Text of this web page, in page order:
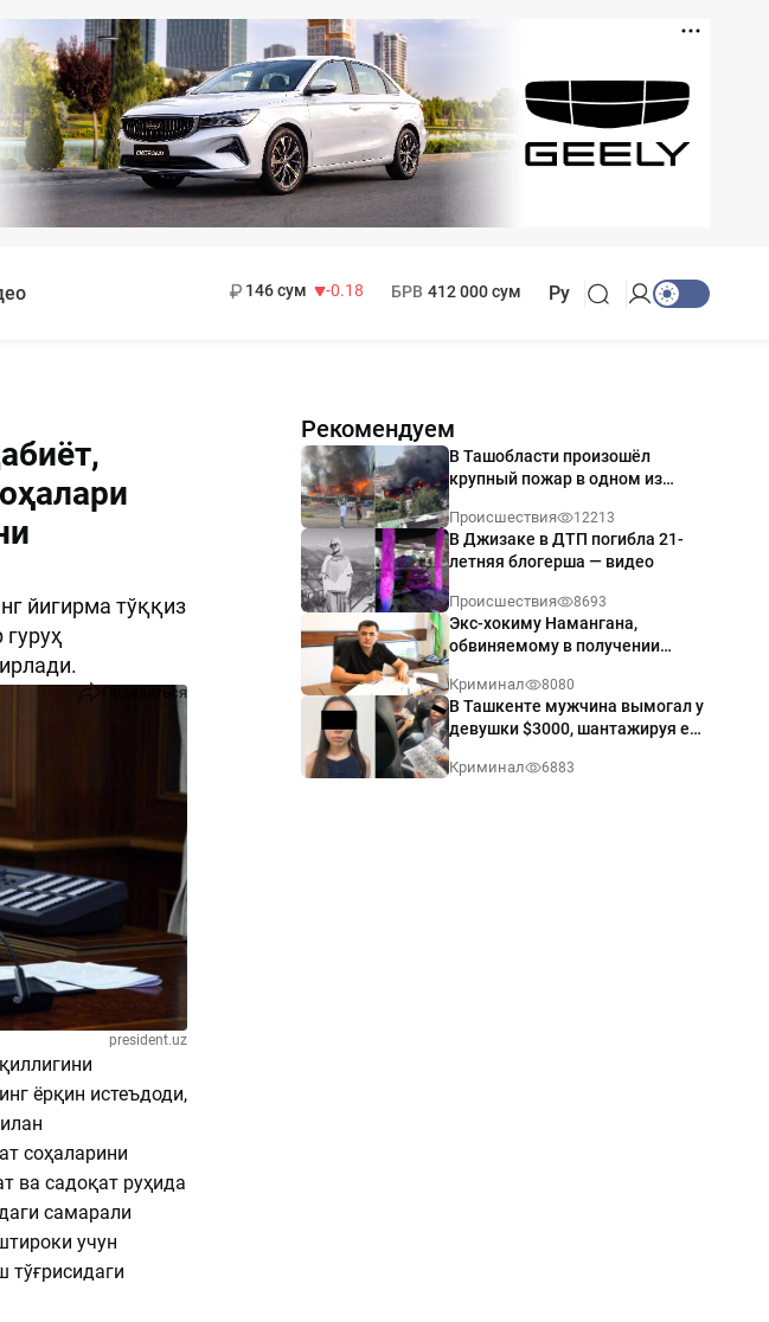
146 сум
-0.18
БРВ 412 000 сум Ру
йигирма тўққиз
Поделиться
president.uz
ёрқин истеъдоди,
соҳаларини
ва садоқат руҳида
самарали
учун
тўғрисидаги
Рекомендуем
В Ташобласти произошёл
крупный пожар в одном из
Происшествия 12213
В Джизаке в ДТП погибла 21-
летняя блогерша — видео
Происшествия 8693
Экс-хокиму Намангана,
обвиняемому в получении
приговор
Криминал 8080
В Ташкенте мужчина вымогал у
девушки $3000, шантажируя её
Криминал 6883